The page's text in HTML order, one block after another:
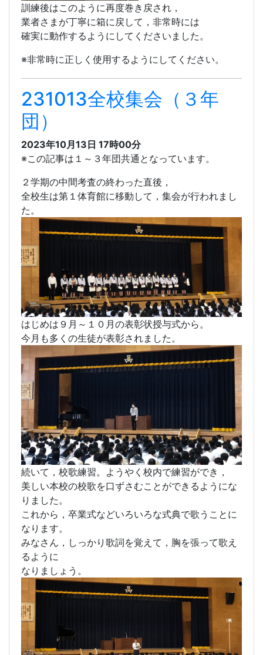
訓練後はこのように再度巻き戻され，
業者さまが丁寧に箱に戻して，非常時には
確実に動作するようにしてくださいました。
※非常時に正しく使用するようにしてください。
231013全校集会（３年
団）
2023年10月13日 17時00分
※この記事は１～３年団共通となっています。
２学期の中間考査の終わった直後，
全校生は第１体育館に移動して，集会が行われまし
た。
はじめは９月～１０月の表彰状授与式から。
今月も多くの生徒が表彰されました。
続いて，校歌練習。ようやく校内で練習ができ，
美しい本校の校歌を口ずさむことができるようにな
りました。
これから，卒業式などいろいろな式典で歌うことに
なります。
みなさん，しっかり歌詞を覚えて，胸を張って歌え
るように
なりましょう。